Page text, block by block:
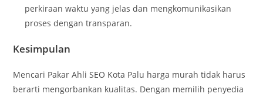
perkiraan waktu yang jelas dan mengkomunikasikan
proses dengan transparan.
Kesimpulan
Mencari Pakar Ahli SEO Kota Palu harga murah tidak harus
berarti mengorbankan kualitas. Dengan memilih penyedia